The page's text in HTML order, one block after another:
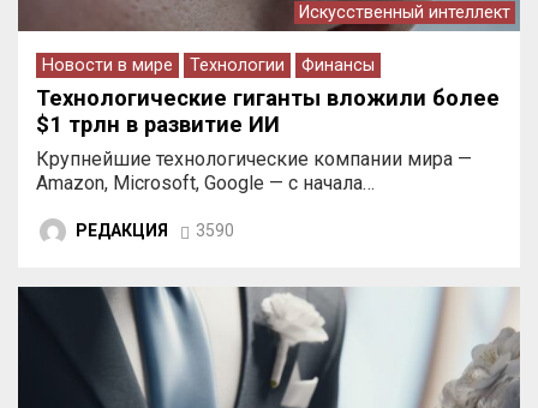
Искусственный интеллект
Новости в мире Технологии Финансы
Технологические гиганты вложили более
$1 трлн в развитие ИИ
Крупнейшие технологические компании мира —
Amazon, Microsoft, Google — с начала…
РЕДАКЦИЯ 3590